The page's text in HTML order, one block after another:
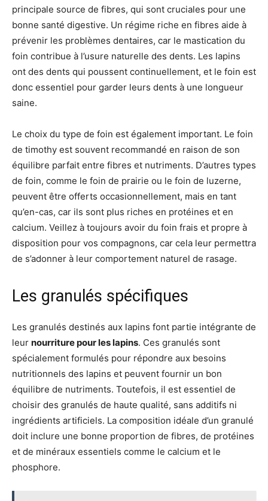
principale source de fibres, qui sont cruciales pour une
bonne santé digestive. Un régime riche en fibres aide à
prévenir les problèmes dentaires, car le mastication du
foin contribue à l’usure naturelle des dents. Les lapins
ont des dents qui poussent continuellement, et le foin est
donc essentiel pour garder leurs dents à une longueur
saine.
Le choix du type de foin est également important. Le foin
de timothy est souvent recommandé en raison de son
équilibre parfait entre fibres et nutriments. D’autres types
de foin, comme le foin de prairie ou le foin de luzerne,
peuvent être offerts occasionnellement, mais en tant
qu’en-cas, car ils sont plus riches en protéines et en
calcium. Veillez à toujours avoir du foin frais et propre à
disposition pour vos compagnons, car cela leur permettra
de s’adonner à leur comportement naturel de rasage.
Les granulés spécifiques
Les granulés destinés aux lapins font partie intégrante de
leur nourriture pour les lapins. Ces granulés sont
spécialement formulés pour répondre aux besoins
nutritionnels des lapins et peuvent fournir un bon
équilibre de nutriments. Toutefois, il est essentiel de
choisir des granulés de haute qualité, sans additifs ni
ingrédients artificiels. La composition idéale d’un granulé
doit inclure une bonne proportion de fibres, de protéines
et de minéraux essentiels comme le calcium et le
phosphore.